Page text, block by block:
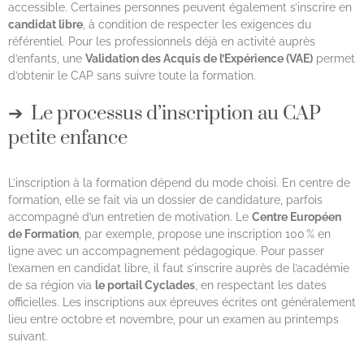
accessible. Certaines personnes peuvent également s’inscrire en
candidat libre , à condition de respecter les exigences du
référentiel. Pour les professionnels déjà en activité auprès
d’enfants, une Validation des Acquis de l’Expérience (VAE) permet
d’obtenir le CAP sans suivre toute la formation.
Le processus d’inscription au CAP
petite enfance
L’inscription à la formation dépend du mode choisi. En centre de
formation, elle se fait via un dossier de candidature, parfois
accompagné d’un entretien de motivation. Le Centre Européen
de Formation , par exemple, propose une inscription 100 % en
ligne avec un accompagnement pédagogique. Pour passer
l’examen en candidat libre, il faut s’inscrire auprès de l’académie
de sa région via le portail Cyclades , en respectant les dates
officielles. Les inscriptions aux épreuves écrites ont généralement
lieu entre octobre et novembre, pour un examen au printemps
suivant.